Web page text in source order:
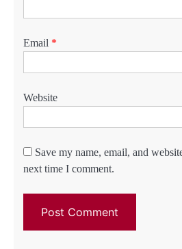
Email *
Website
Save my name, email, and
next time I comment.